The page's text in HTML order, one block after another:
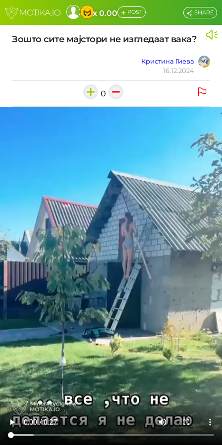
x 0.00 + POST
Зошто сите мајстори не изгледаат вака?
Кристина Гиева
16.12.2024
SHARE
0